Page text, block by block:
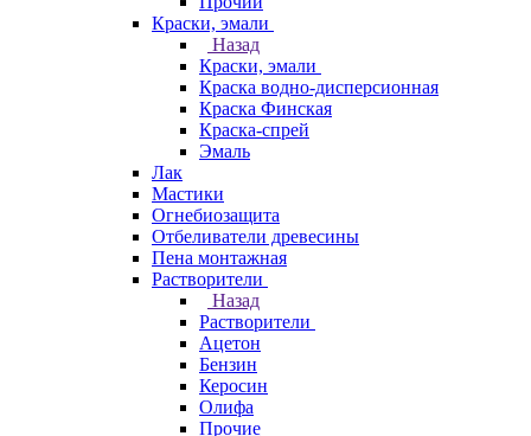
Краски, эмали
Назад
Краски, эмали
Краска водно-дисперсионная
Краска Финская
Краска-спрей
Эмаль
Лак
Мастики
Огнебиозащита
Отбеливатели древесины
Пена монтажная
Растворители
Назад
Растворители
Ацетон
Бензин
Керосин
Олифа
Прочие